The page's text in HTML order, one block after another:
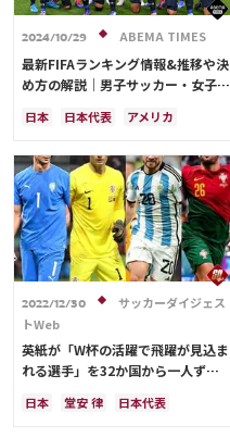
オーストラリア
カタール
ウェールズ
2024/10/29 ABEMA TIMES
最新FIFAランキング情報&推移や決
め方の解説｜男子サッカー・女子サ
日本 日本代表
アメリカ
ブラジル
アルゼンチン
カタール
イラン 韓国
ドイツ
スペイン
フランス
ベルギー
スイス
イングランド
オランダ
ポルトガル
デンマーク
セルビア
クロアチア
ポーランド
エクアドル
ウルグアイ
ガーナ
セネガル
カメルーン
モロッコ
ウェールズ コスタリカ
2022/12/30
サッカーダイジェス
トWeb
英紙が「W杯の活躍で飛躍が見込ま
れる選手」を32か国から一人ずつ
堂安や三笘ではなく…
日本 堂安 律
日本代表